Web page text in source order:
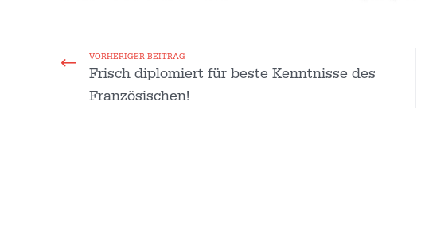
VORHERIGER BEITRAG
Frisch diplomiert für beste Kenntnisse des
Französischen!